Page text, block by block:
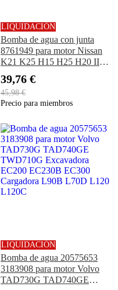
LIQUIDACIÓN
Bomba de agua con junta
8761949 para motor Nissan
K21 K25 H15 H25 H20 II
C30AX C40BX C50BX
Komatsu FG20-12 FG20-14
FG25-14 Carretilla elevadora
39,76 €
45,98 €
Precio para miembros
LIQUIDACIÓN
Bomba de agua 20575653
3183908 para motor Volvo
TAD730G TAD740GE